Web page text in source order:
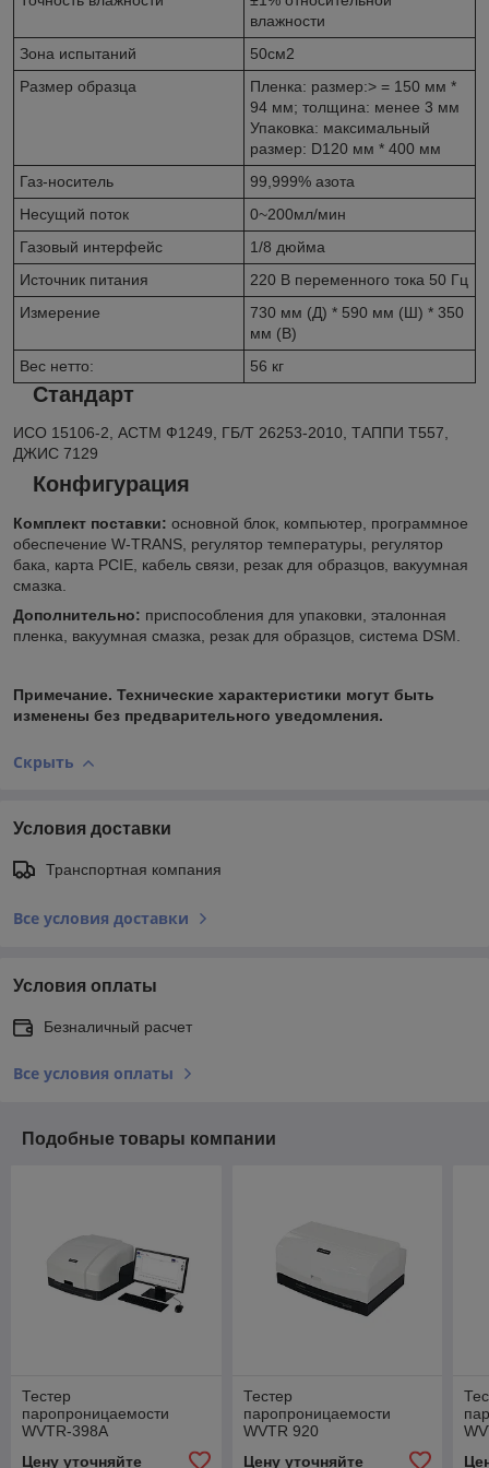
влажности
Зона испытаний
50см2
Размер образца
Пленка: размер:> = 150 мм *
94 мм; толщина: менее 3 мм
Упаковка: максимальный
размер: D120 мм * 400 мм
Газ-носитель
99,999% азота
Несущий поток
0~200мл/мин
Газовый интерфейс
1/8 дюйма
Источник питания
220 В переменного тока 50 Гц
Измерение
730 мм (Д) * 590 мм (Ш) * 350
мм (В)
Вес нетто:
56 кг
Стандарт
ИСО 15106-2, АСТМ Ф1249, ГБ/Т 26253-2010, ТАППИ Т557,
ДЖИС 7129
Конфигурация
Комплект поставки: основной блок, компьютер, программное
обеспечение W-TRANS, регулятор температуры, регулятор
бака, карта PCIE, кабель связи, резак для образцов, вакуумная
смазка.
Дополнительно: приспособления для упаковки, эталонная
пленка, вакуумная смазка, резак для образцов, система DSM.
Примечание. Технические характеристики могут быть
изменены без предварительного уведомления.
Скрыть
Условия доставки
Транспортная компания
Все условия доставки
Условия оплаты
Безналичный расчет
Все условия оплаты
Подобные товары компании
Тестер
паропроницаемости
WVTR-398A
Цену уточняйте
Тестер
паропроницаемости
WVTR 920
Цену уточняйте